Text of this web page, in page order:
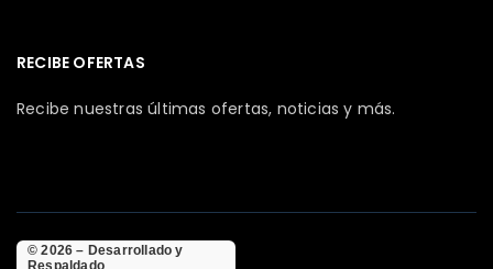
RECIBE OFERTAS
Recibe nuestras últimas ofertas, noticias y más.
© 2026 – Desarrollado y
Respaldado